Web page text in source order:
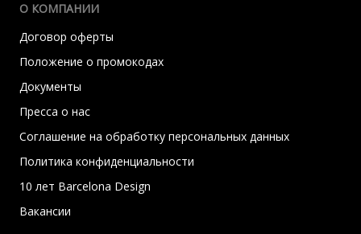
О КОМПАНИИ
Договор оферты
Положение о промокодах
Документы
Пресса о нас
Соглашение на обработку персональных данных
Политика конфиденциальности
10 лет Barcelona Design
Вакансии